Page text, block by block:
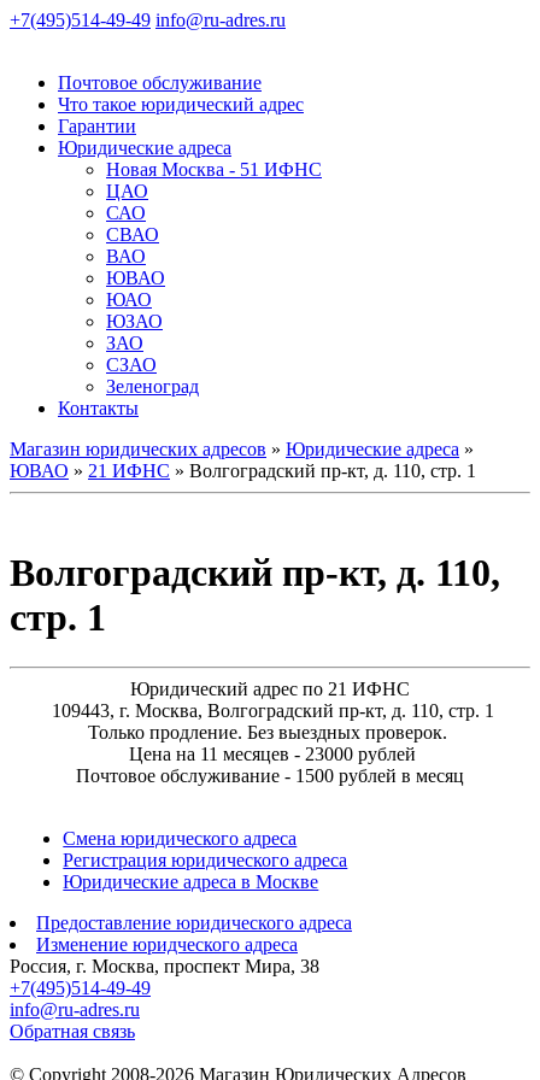
+7(495)514-49-49 info@ru-adres.ru
Почтовое обслуживание
Что такое юридический адрес
Гарантии
Юридические адреса
Новая Москва - 51 ИФНС
ЦАО
САО
СВАО
ВАО
ЮВАО
ЮАО
ЮЗАО
ЗАО
СЗАО
Зеленоград
Контакты
Магазин юридических адресов » Юридические адреса »
ЮВАО » 21 ИФНС » Волгоградский пр-кт, д. 110, стр. 1
Волгоградский пр-кт, д. 110,
стр. 1
Юридический адрес по 21 ИФНС
109443, г. Москва, Волгоградский пр-кт, д. 110, стр. 1
Только продление. Без выездных проверок.
Цена на 11 месяцев - 23000 рублей
Почтовое обслуживание - 1500 рублей в месяц
Смена юридического адреса
Регистрация юридического адреса
Юридические адреса в Москве
Предоставление юридического адреса
Изменение юридческого адреса
Россия, г. Москва, проспект Мира, 38
+7(495)514-49-49
info@ru-adres.ru
Обратная связь
© Сopyright 2008-2026 Магазин Юридических Адресов